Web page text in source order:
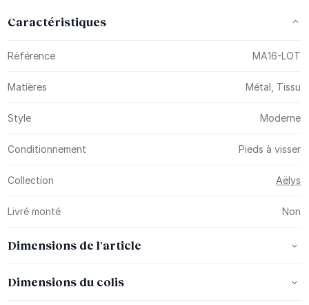
Caractéristiques
Référence MA16-LOT
Matières Métal, Tissu
Style Moderne
Conditionnement Pieds à visser
Collection Aëlys
Livré monté Non
Dimensions de l'article
Dimensions du colis